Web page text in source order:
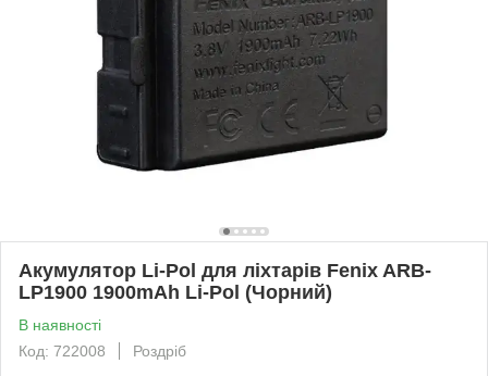
Акумулятор Li-Pol для ліхтарів Fenix ARB-
LP1900 1900mAh Li-Pol (Чорний)
В наявності
Код: 722008
Роздріб